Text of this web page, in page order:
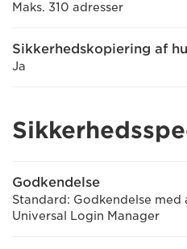
Maks. 310 adresser
Sikkerhedskopiering af
Ja
Godkendelse
Standard: Godkendelse med
Universal Login Manager